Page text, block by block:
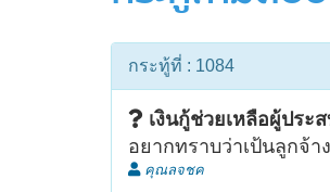
กระทู้ที่ : 1084
เงินกู้ช่วยเหลือผู้ประ
อยากทราบว่าเป้นลูกจ้
คุณลจชค